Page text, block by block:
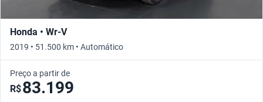
Honda • Wr-V
2019 • 51.500 km • Automático
Preço a partir de
R$83.199